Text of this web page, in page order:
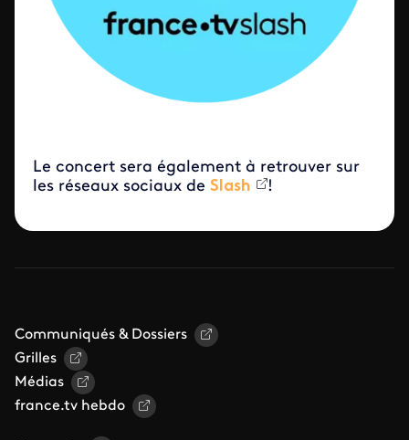
Le concert sera également à retrouver sur
les réseaux sociaux de Slash !
Communiqués & Dossiers
Grilles
Médias
france.tv hebdo